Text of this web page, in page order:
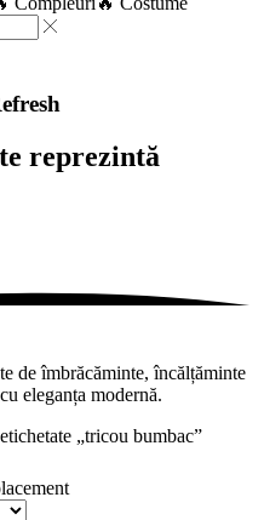
reprezintă
de îmbrăcăminte, încălțăminte
eleganța modernă.
„tricou bumbac”